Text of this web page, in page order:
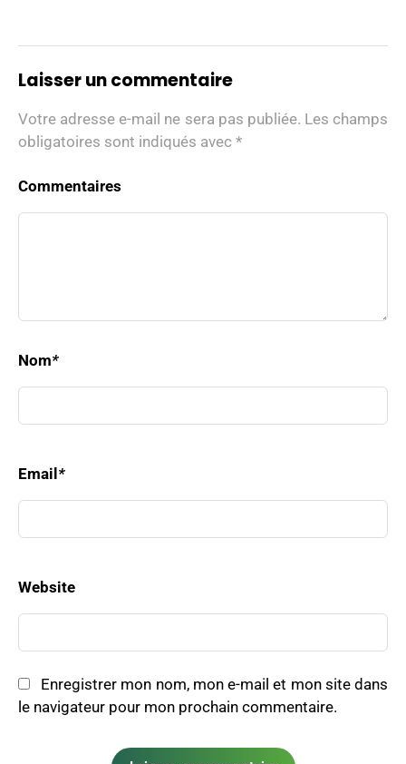
Laisser un commentaire
Votre adresse e-mail ne sera pas publiée. Les champs
obligatoires sont indiqués avec *
Commentaires
Nom*
Email*
Website
Enregistrer mon nom, mon e-mail et mon site dans
le navigateur pour mon prochain commentaire.